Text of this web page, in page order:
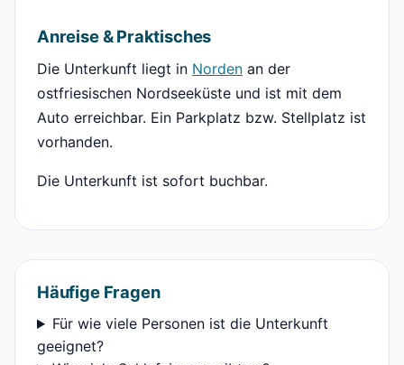
Anreise & Praktisches
Die Unterkunft liegt in Norden an der
ostfriesischen Nordseeküste und ist mit dem
Auto erreichbar. Ein Parkplatz bzw. Stellplatz ist
vorhanden.
Die Unterkunft ist sofort buchbar.
Häufige Fragen
Für wie viele Personen ist die Unterkunft
geeignet?